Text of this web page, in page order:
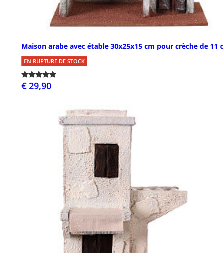
Maison arabe avec étable 30x25x15 cm pour crèche de 11
EN RUPTURE DE STOCK
€ 29,90